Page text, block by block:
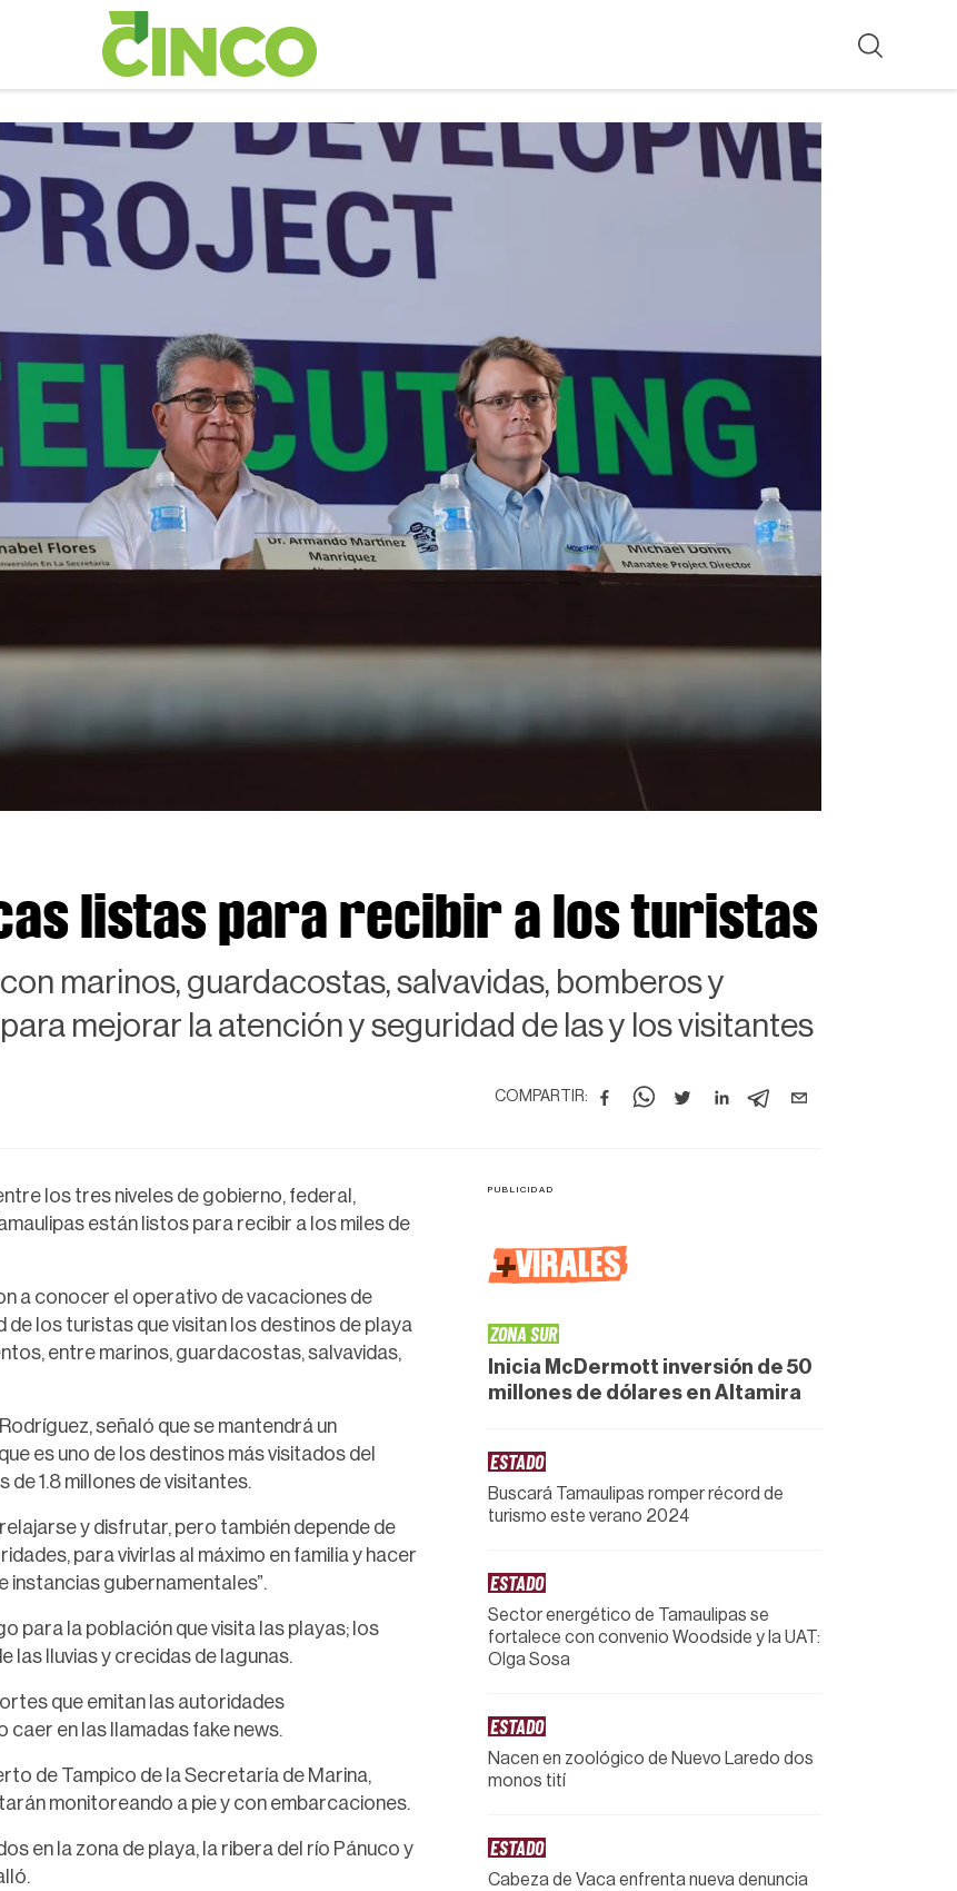
listas para recibir a los turistas
marinos, guardacostas, salvavidas, bomberos y
mejorar la atención y seguridad de las y los visitantes
COMPARTIR:
los tres niveles de gobierno, federal,
están listos para recibir a los miles de
a conocer el operativo de vacaciones de
los turistas que visitan los destinos de playa
entre marinos, guardacostas, salvavidas,
señaló que se mantendrá un
es uno de los destinos más visitados del
1.8 millones de visitantes.
y disfrutar, pero también depende de
para vivirlas al máximo en familia y hacer
gubernamentales”.
para la población que visita las playas; los
las lluvias y crecidas de lagunas.
que emitan las autoridades
en las llamadas fake news.
de Tampico de la Secretaría de Marina,
monitoreando a pie y con embarcaciones.
en la zona de playa, la ribera del río Pánuco y
+VIRALES
ZONA SUR
Inicia McDermott inversión de 50
millones de dólares en Altamira
ESTADO
Buscará Tamaulipas romper récord de
turismo este verano 2024
ESTADO
Sector energético de Tamaulipas se
fortalece con convenio Woodside y la UAT:
Olga Sosa
ESTADO
Nacen en zoológico de Nuevo Laredo dos
monos tití
ESTADO
Cabeza de Vaca enfrenta nueva denuncia